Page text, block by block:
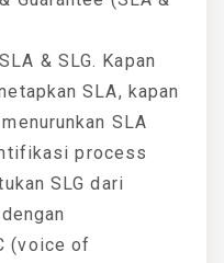
& SLG. Kapan
SLA, kapan
SLA
process
SLG dari
(voice of